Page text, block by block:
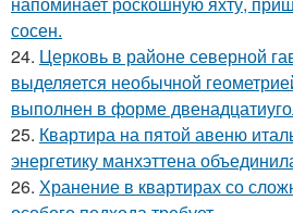
сосен.
24. Церковь в районе северной
выделяется необычной
выполнен в форме
25. Квартира на пятой авеню
энергетику манхэттена
26. Хранение в квартирах со